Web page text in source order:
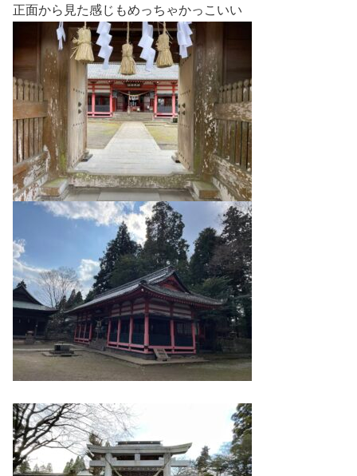
正面から見た感じもめっちゃかっこいい